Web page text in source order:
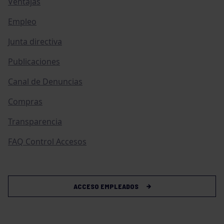
Empleo
Junta directiva
Publicaciones
Canal de Denuncias
Compras
Transparencia
FAQ Control Accesos
ACCESO EMPLEADOS